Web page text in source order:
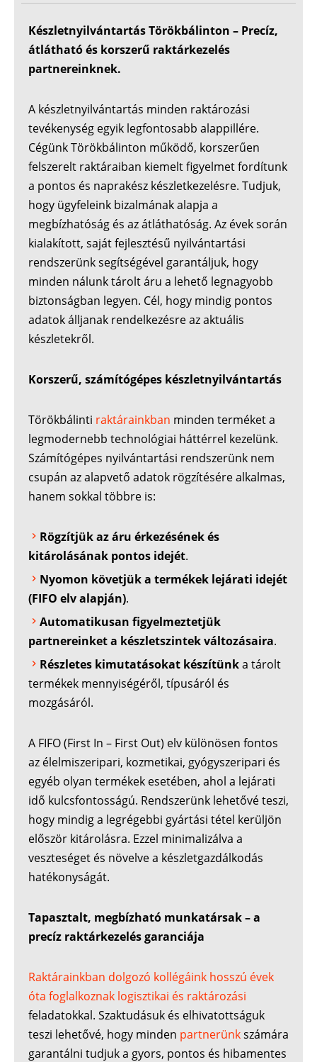
Készletnyilvántartás Törökbálinton – Precíz,
átlátható és korszerű raktárkezelés
partnereinknek.
A készletnyilvántartás minden raktározási
tevékenység egyik legfontosabb alappillére.
Cégünk Törökbálinton működő, korszerűen
felszerelt raktáraiban kiemelt figyelmet fordítunk
a pontos és naprakész készletkezelésre. Tudjuk,
hogy ügyfeleink bizalmának alapja a
megbízhatóság és az átláthatóság. Az évek során
kialakított, saját fejlesztésű nyilvántartási
rendszerünk segítségével garantáljuk, hogy
minden nálunk tárolt áru a lehető legnagyobb
biztonságban legyen. Cél, hogy mindig pontos
adatok álljanak rendelkezésre az aktuális
készletekről.
Korszerű, számítógépes készletnyilvántartás
Törökbálinti raktárainkban minden terméket a
legmodernebb technológiai háttérrel kezelünk.
Számítógépes nyilvántartási rendszerünk nem
csupán az alapvető adatok rögzítésére alkalmas,
hanem sokkal többre is:
Rögzítjük az áru érkezésének és
kitárolásának pontos idejét.
Nyomon követjük a termékek lejárati idejét
(FIFO elv alapján).
Automatikusan figyelmeztetjük
partnereinket a készletszintek változásaira.
Részletes kimutatásokat készítünka tárolt
termékek mennyiségéről, típusáról és
mozgásáról.
A FIFO (First In – First Out) elv különösen fontos
az élelmiszeripari, kozmetikai, gyógyszeripari és
egyéb olyan termékek esetében, ahol a lejárati
idő kulcsfontosságú. Rendszerünk lehetővé teszi,
hogy mindig a legrégebbi gyártási tétel kerüljön
először kitárolásra. Ezzel minimalizálva a
veszteséget és növelve a készletgazdálkodás
hatékonyságát.
Tapasztalt, megbízható munkatársak – a
precíz raktárkezelés garanciája
Raktárainkban dolgozó kollégáink hosszú évek
óta foglalkoznak logisztikai és raktározási
feladatokkal. Szaktudásuk és elhivatottságuk
teszi lehetővé, hogy minden partnerünkszámára
garantálni tudjuk a gyors, pontos és hibamentes